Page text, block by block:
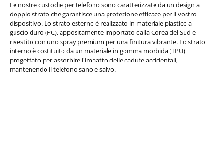
Le nostre custodie per telefono sono caratterizzate da un design a
doppio strato che garantisce una protezione efficace per il vostro
dispositivo. Lo strato esterno è realizzato in materiale plastico a
guscio duro (PC), appositamente importato dalla Corea del Sud e
rivestito con uno spray premium per una finitura vibrante. Lo strato
interno è costituito da un materiale in gomma morbida (TPU)
progettato per assorbire l'impatto delle cadute accidentali,
mantenendo il telefono sano e salvo.